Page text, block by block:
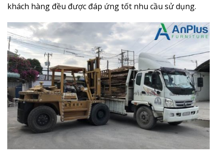
khách hàng đều được đáp ứng tốt nhu cầu sử dụng.